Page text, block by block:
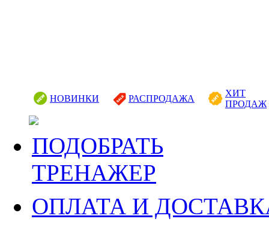
НОВИНКИ РАСПРОДАЖА
ХИТ
ПРОДАЖ
ПОДОБРАТЬ
ТРЕНАЖЕР
ОПЛАТА И